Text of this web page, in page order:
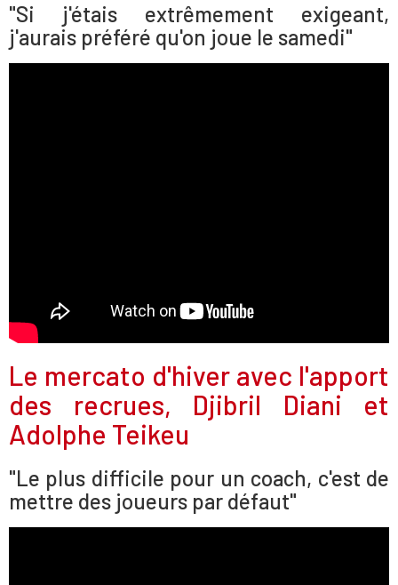
"Si j'étais extrêmement exigeant,
j'aurais préféré qu'on joue le samedi"
Le mercato d'hiver avec l'apport
des recrues, Djibril Diani et
Adolphe Teikeu
"Le plus difficile pour un coach, c'est de
mettre des joueurs par défaut"